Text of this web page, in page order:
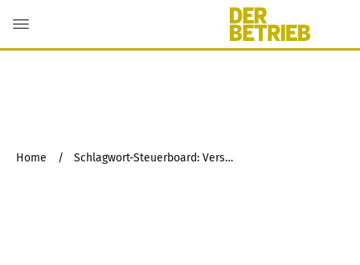
Home / Schlagwort-Steuerboard: Verschmelzung